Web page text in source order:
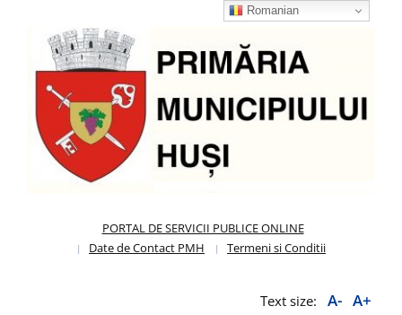
PORTAL DE SERVICII PUBLICE ONLINE
Date de Contact PMH
Termeni si Conditii
Text size: A- A+
Romanian